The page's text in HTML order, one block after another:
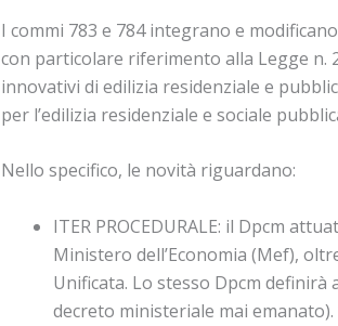
I commi 783 e 784 integrano e
con particolare riferimento alla Legge n.
innovativi di edilizia residenziale e
per l’edilizia residenziale e sociale
Nello specifico, le novità riguardano:
ITER PROCEDURALE: il Dpcm
Ministero dell’Economia (Mef),
Unificata. Lo stesso Dpcm
decreto ministeriale mai